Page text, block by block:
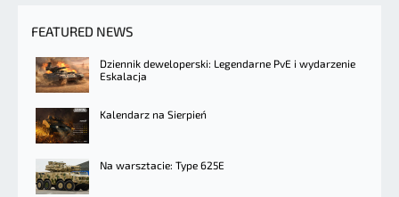
FEATURED NEWS
Dziennik deweloperski: Legendarne PvE i wydarzenie
Eskalacja
Kalendarz na Sierpień
Na warsztacie: Type 625E